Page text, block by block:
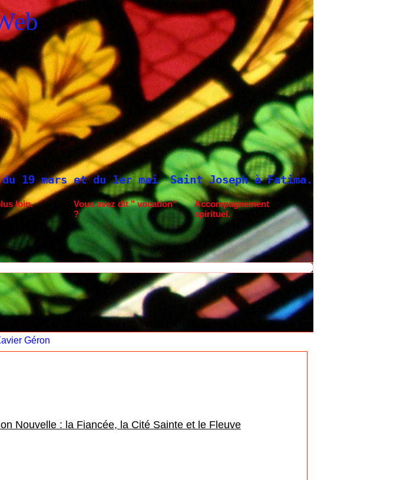
Saint Joseph à Fatima. Neuvaine à Saint Joseph
loin.
Vous avez dit " vocation"
?
Accompagnement
spirituel.
Géron
Nouvelle : la Fiancée, la Cité Sainte et le Fleuve